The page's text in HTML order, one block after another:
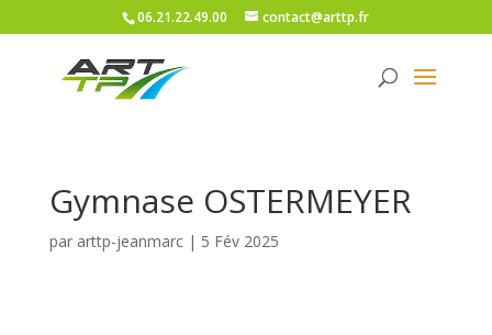
06.21.22.49.00 contact@arttp.fr
Gymnase OSTERMEYER
par arttp-jeanmarc| 5 Fév 2025